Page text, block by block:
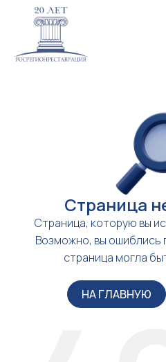
Страница
Страница, которую вы
Возможно, вы ошиблись
страница могла
НА ГЛАВНУЮ